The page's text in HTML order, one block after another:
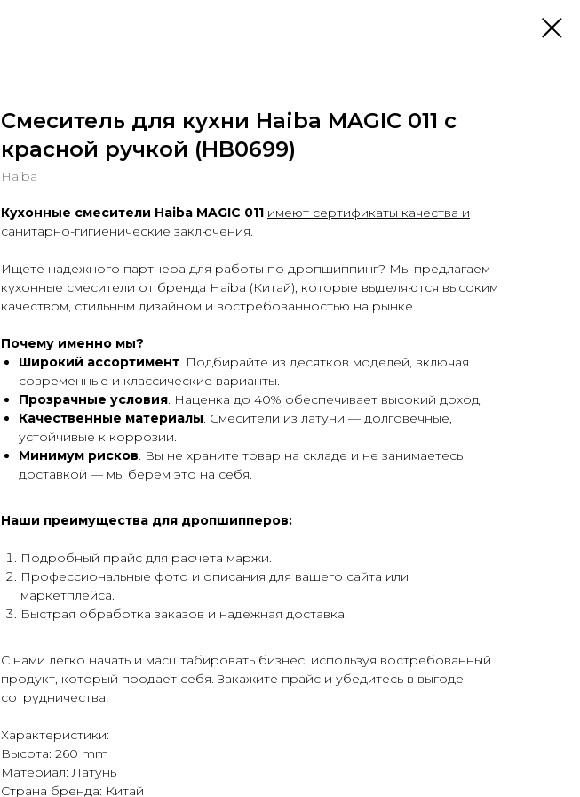
Смеситель для кухни Haiba MAGIC 011 с
красной ручкой (HB0699)
Haiba
Кухонные смесители Haiba MAGIC 011 имеют сертификаты качества и
санитарно-гигиенические заключения.
Ищете надежного партнера для работы по дропшиппинг? Мы предлагаем
кухонные смесители от бренда Haiba (Китай), которые выделяются высоким
качеством, стильным дизайном и востребованностью на рынке.
Почему именно мы?
Широкий ассортимент. Подбирайте из десятков моделей, включая
современные и классические варианты.
Прозрачные условия. Наценка до 40% обеспечивает высокий доход.
Качественные материалы. Смесители из латуни — долговечные,
устойчивые к коррозии.
Минимум рисков. Вы не храните товар на складе и не занимаетесь
доставкой — мы берем это на себя.
Наши преимущества для дропшипперов:
Подробный прайс для расчета маржи.
Профессиональные фото и описания для вашего сайта или
маркетплейса.
Быстрая обработка заказов и надежная доставка.
С нами легко начать и масштабировать бизнес, используя востребованный
продукт, который продает себя. Закажите прайс и убедитесь в выгоде
сотрудничества!
Характеристики:
Высота: 260 mm
Материал: Латунь
Страна бренда: Китай